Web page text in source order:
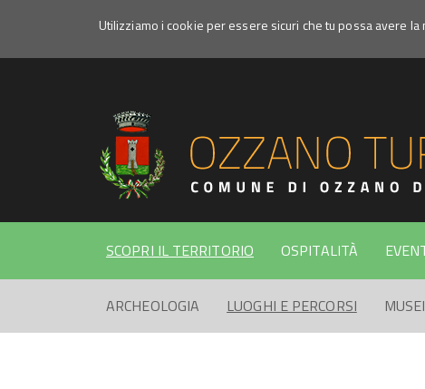
Utilizziamo i cookie per essere sicuri che tu possa avere
Itinerario
Ciagnano
Settefonti
SCOPRI IL TERRITORIO OSPITALITÀ
ARCHEOLOGIA LUOGHI E PERCORSI MUSEI